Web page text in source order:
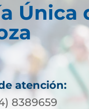
Única
atención:
8389659